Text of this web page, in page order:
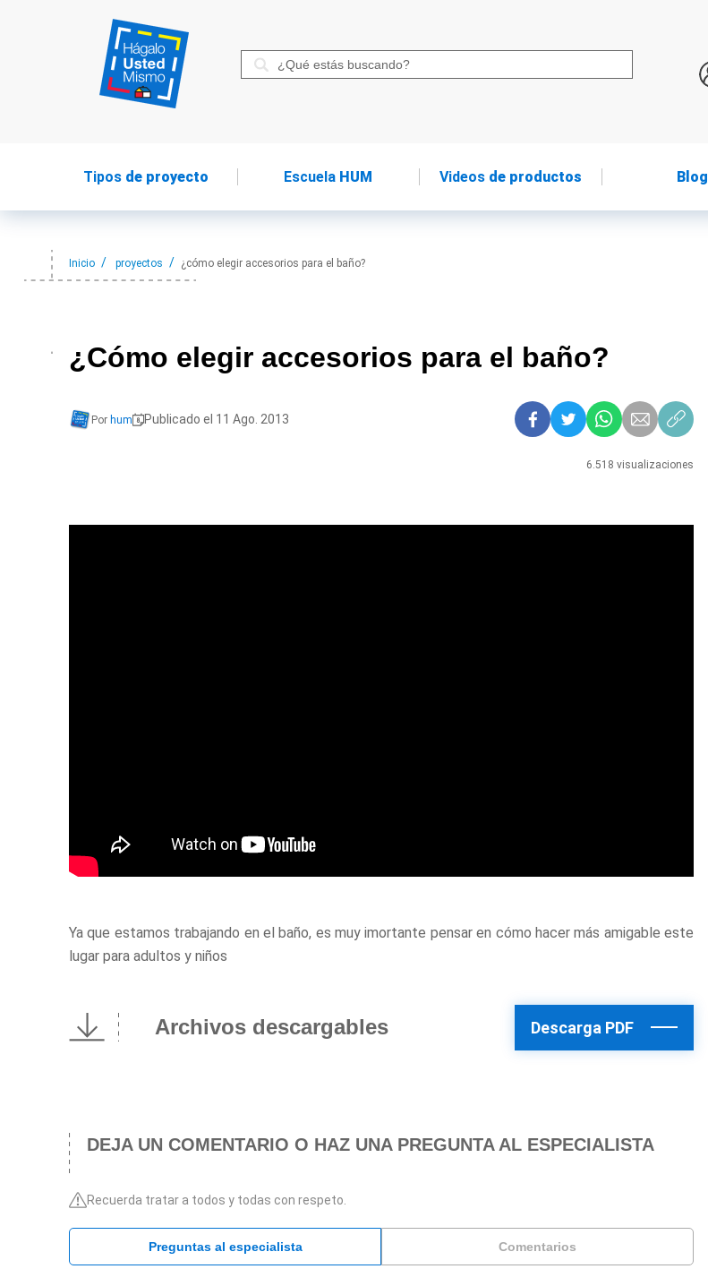
Tipos de proyecto Escuela HUM Videosde productos Blog
Inicio proyectos ¿cómo elegir accesorios para el baño?
¿Cómo elegir accesorios para el baño?
Por hum Publicado el 11 Ago. 2013
6.518 visualizaciones
Ya que estamos trabajando en el baño, es muy imortante pensar en cómo hacer más amigable este
lugar para adultos y niños
Archivos descargables Descarga PDF
DEJA UN COMENTARIO O HAZ UNA PREGUNTA AL ESPECIALISTA
Recuerda tratar a todos y todas con respeto.
Preguntas al especialista Comentarios